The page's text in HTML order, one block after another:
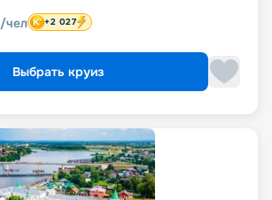
/чел +2 027
Выбрать круиз